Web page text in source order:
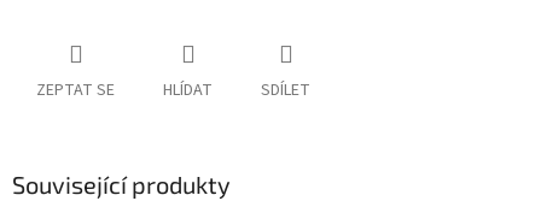
ZEPTAT SE HLÍDAT SDÍLET
Související produkty